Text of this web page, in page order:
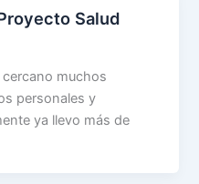
Salud
muchos
personales y
ya llevo más de